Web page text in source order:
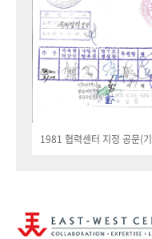
1981 협력센터 지정 공문(